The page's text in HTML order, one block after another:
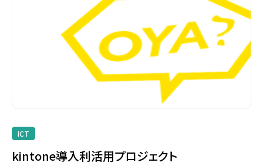
ICT
kintone導入利活用プロジェクト